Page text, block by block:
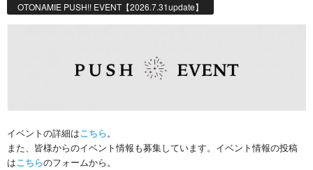
OTONAMIE PUSH!! EVENT【2026.7.31update】
イベントの詳細はこちら。
また、皆様からのイベント情報も募集しています。イベント情報の投稿
はこちらのフォームから。